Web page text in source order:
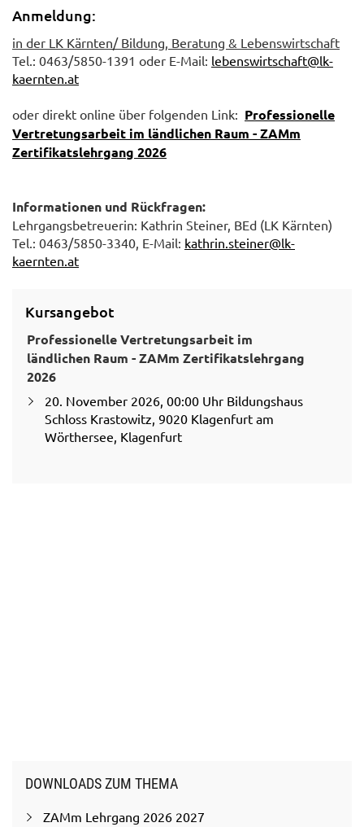
Anmeldung:
in der LK Kärnten/ Bildung, Beratung & Lebenswirtschaft
Tel.: 0463/5850-1391 oder E-Mail: lebenswirtschaft@lk-
kaernten.at
oder direkt online über folgenden Link: Professionelle
Vertretungsarbeit im ländlichen Raum - ZAMm
Zertifikatslehrgang 2026
Informationen und Rückfragen:
Lehrgangsbetreuerin: Kathrin Steiner, BEd (LK Kärnten)
Tel.: 0463/5850-3340, E-Mail: kathrin.steiner@lk-
kaernten.at
Kursangebot
Professionelle Vertretungsarbeit im
ländlichen Raum - ZAMm Zertifikatslehrgang
2026
20. November 2026, 00:00 Uhr Bildungshaus
Schloss Krastowitz, 9020 Klagenfurt am
Wörthersee, Klagenfurt
DOWNLOADS ZUM THEMA
ZAMm Lehrgang 2026 2027